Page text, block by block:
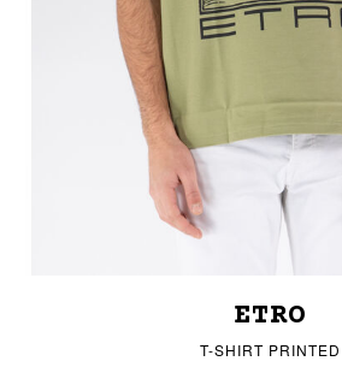
ETRO
T-SHIRT PRINTED